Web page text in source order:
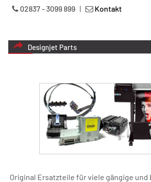
02837 - 3099 899 | Kontakt
Designjet Parts
Original Ersatzteile für viele gängige und